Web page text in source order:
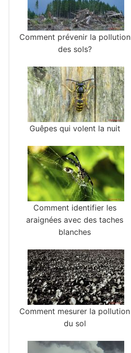
Comment prévenir la pollution
des sols?
Guêpes qui volent la nuit
Comment identifier les
araignées avec des taches
blanches
Comment mesurer la pollution
du sol